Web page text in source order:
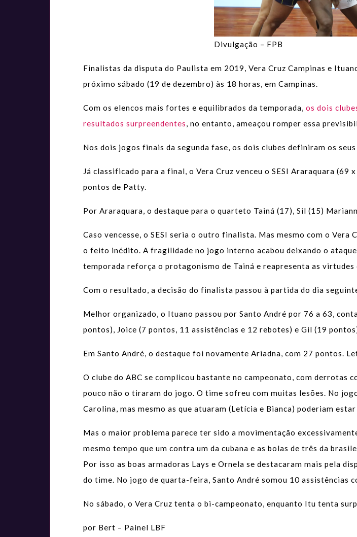
Divulgação – FPB
Finalistas da disputa do Paulista em 2019, Vera Cruz Campinas e
próximo sábado (19 de dezembro) às 18 horas, em Campinas.
Com os elencos mais fortes e equilibrados da temporada,os dois
resultados surpreendentes, no entanto, ameaçou romper essa
Nos dois jogos finais da segunda fase, os dois clubes definiram os
Já classificado para a final, o Vera Cruz venceu o SESI Araraquara
pontos de Patty.
Por Araraquara, o destaque para o quarteto Tainá (17), Sil (15)
Caso vencesse, o SESI seria o outro finalista. Mas mesmo com o
o feito inédito. A fragilidade no jogo interno acabou deixando o
temporada reforça o protagonismo de Tainá e reapresenta as
Com o resultado, a decisão do finalista passou à partida do dia
Melhor organizado, o Ituano passou por Santo André por 76 a 63,
pontos), Joice (7 pontos, 11 assistências e 12 rebotes) e Gil (19
Em Santo André, o destaque foi novamente Ariadna, com 27 pontos.
O clube do ABC se complicou bastante no campeonato, com derrotas
pouco não o tiraram do jogo. O time sofreu com muitas lesões. No
Carolina, mas mesmo as que atuaram (Letícia e Bianca) poderiam
Mas o maior problema parece ter sido a movimentação
mesmo tempo que um contra um da cubana e as bolas de três da
Por isso as boas armadoras Lays e Ornela se destacaram mais pela
do time. No jogo de quarta-feira, Santo André somou 10 assistências
No sábado, o Vera Cruz tenta o bi-campeonato, enquanto Itu tenta
por Bert – Painel LBF